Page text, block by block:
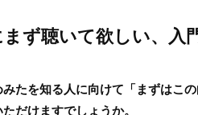
ず聴いて欲しい、入
たを知る人に向けて「まずはこ
だけますでしょうか。